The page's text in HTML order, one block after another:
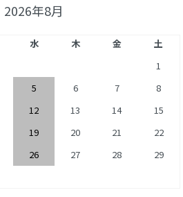
2026年8月
水 木 金
土
1
5 6 7
8
12 13 14
15
19 20 21
22
26 27 28
29